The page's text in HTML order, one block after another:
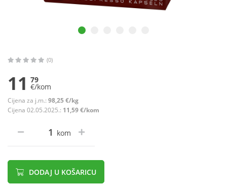
(0)
11 79
€/kom
Cijena za j.m.: 98,25 €/kg
Cijena 02.05.2025.: 11,59 €/kom
kom
DODAJ U KOŠARICU